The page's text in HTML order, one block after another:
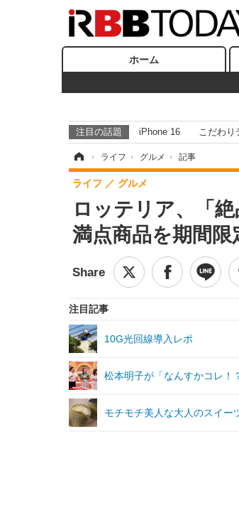
ホーム
注目の話題 iPhone 16 こだわり
› ライフ › グルメ › 記事
ロッテリア、「
満点商品を期間限
ライフ グルメ
注目記事
10G光回線導入レポ
松本明子が「なんすかコレ！
モチモチ美人な大人のスイー